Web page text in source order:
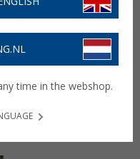
time in the webshop.